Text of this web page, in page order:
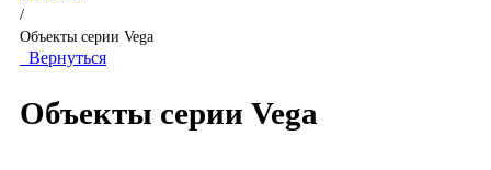
/
Объекты серии Vega
Вернуться
Объекты серии Vega